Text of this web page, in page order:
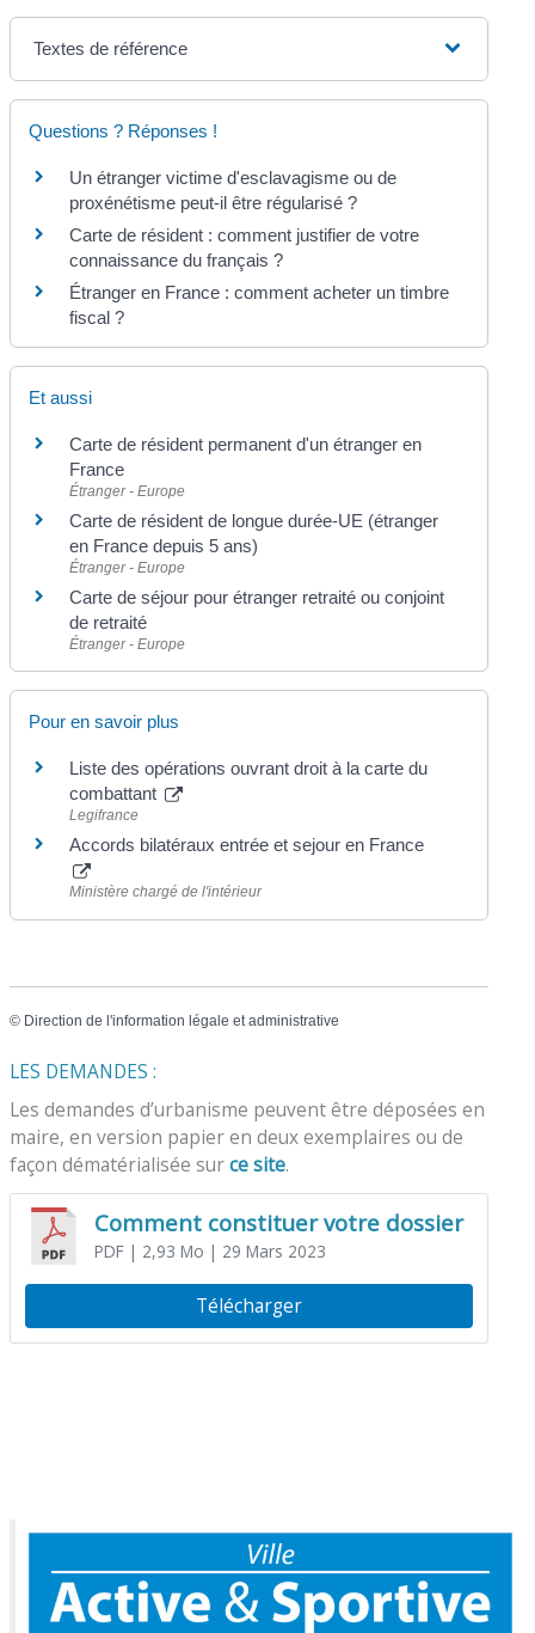
Textes de référence
Questions ? Réponses !
Un étranger victime d'esclavagisme ou de
proxénétisme peut-il être régularisé ?
Carte de résident : comment justifier de votre
connaissance du français ?
Étranger en France : comment acheter un timbre
fiscal ?
Et aussi
Carte de résident permanent d'un étranger en
France
Étranger - Europe
Carte de résident de longue durée-UE (étranger
en France depuis 5 ans)
Étranger - Europe
Carte de séjour pour étranger retraité ou conjoint
de retraité
Étranger - Europe
Pour en savoir plus
Liste des opérations ouvrant droit à la carte du
combattant
Legifrance
Accords bilatéraux entrée et sejour en France
Ministère chargé de l'intérieur
© Direction de l'information légale et administrative
LES DEMANDES :
Les demandes d’urbanisme peuvent être déposées en
maire, en version papier en deux exemplaires ou de
façon dématérialisée surce site.
Comment constituer votre dossier
PDF| 2,93 Mo | 29 Mars 2023
Télécharger